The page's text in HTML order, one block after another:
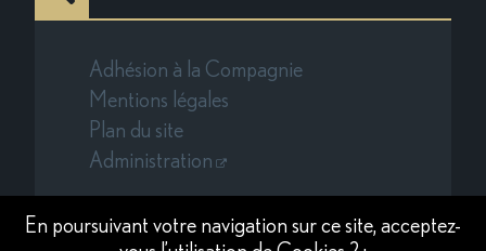
Adhésion à la Compagnie
Mentions légales
Plan du site
Administration
En poursuivant votre navigation sur ce site, acceptez-